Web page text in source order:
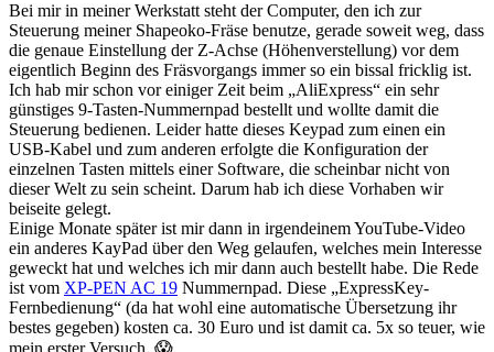
Bei mir in meiner Werkstatt steht der Computer, den ich zur
Steuerung meiner Shapeoko-Fräse benutze, gerade soweit weg, dass
die genaue Einstellung der Z-Achse (Höhenverstellung) vor dem
eigentlich Beginn des Fräsvorgangs immer so ein bissal fricklig ist.
Ich hab mir schon vor einiger Zeit beim „AliExpress“ ein sehr
günstiges 9-Tasten-Nummernpad bestellt und wollte damit die
Steuerung bedienen. Leider hatte dieses Keypad zum einen ein
USB-Kabel und zum anderen erfolgte die Konfiguration der
einzelnen Tasten mittels einer Software, die scheinbar nicht von
dieser Welt zu sein scheint. Darum hab ich diese Vorhaben wir
beiseite gelegt.
Einige Monate später ist mir dann in irgendeinem YouTube-Video
ein anderes KayPad über den Weg gelaufen, welches mein Interesse
geweckt hat und welches ich mir dann auch bestellt habe. Die Rede
ist vom XP-PEN AC 19 Nummernpad. Diese „ExpressKey-
Fernbedienung“ (da hat wohl eine automatische Übersetzung ihr
bestes gegeben) kosten ca. 30 Euro und ist damit ca. 5x so teuer, wie
mein erster Versuch. 😱